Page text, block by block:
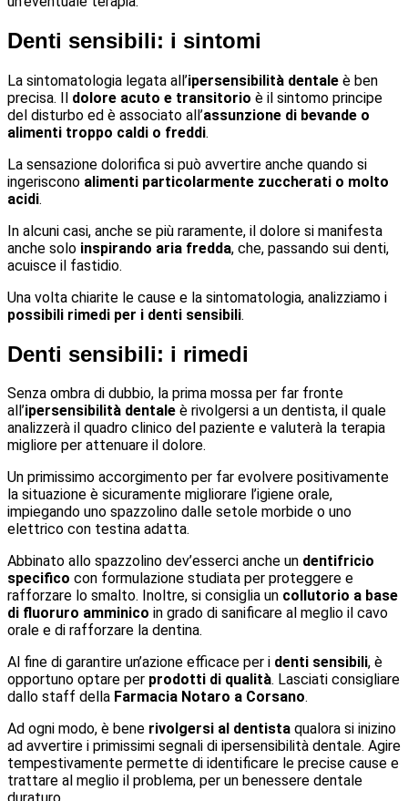
Denti sensibili: i sintomi
La sintomatologia legata all’ipersensibilità dentale è ben
precisa. Il dolore acuto e transitorio è il sintomo principe
del disturbo ed è associato all’assunzione di bevande o
alimenti troppo caldi o freddi.
La sensazione dolorifica si può avvertire anche quando si
ingeriscono alimenti particolarmente zuccherati o molto
acidi.
In alcuni casi, anche se più raramente, il dolore si manifesta
anche solo inspirando aria fredda, che, passando sui denti,
acuisce il fastidio.
Una volta chiarite le cause e la sintomatologia, analizziamo i
possibili rimedi per i denti sensibili.
Denti sensibili: i rimedi
Senza ombra di dubbio, la prima mossa per far fronte
all’ipersensibilità dentale è rivolgersi a un dentista, il quale
analizzerà il quadro clinico del paziente e valuterà la terapia
migliore per attenuare il dolore.
Un primissimo accorgimento per far evolvere positivamente
la situazione è sicuramente migliorare l’igiene orale,
impiegando uno spazzolino dalle setole morbide o uno
elettrico con testina adatta.
Abbinato allo spazzolino dev’esserci anche un dentifricio
specifico con formulazione studiata per proteggere e
rafforzare lo smalto. Inoltre, si consiglia un collutorio a base
di fluoruro amminico in grado di sanificare al meglio il cavo
orale e di rafforzare la dentina.
Al fine di garantire un’azione efficace per i denti sensibili, è
opportuno optare per prodotti di qualità. Lasciati consigliare
dallo staff della Farmacia Notaro a Corsano.
Ad ogni modo, è bene rivolgersi al dentista qualora si inizino
ad avvertire i primissimi segnali di ipersensibilità dentale. Agire
tempestivamente permette di identificare le precise cause e
trattare al meglio il problema, per un benessere dentale